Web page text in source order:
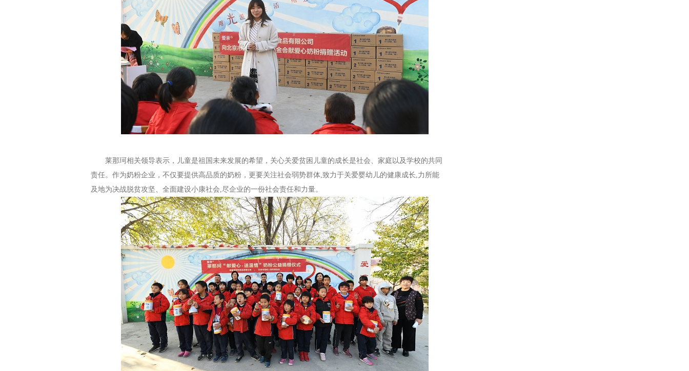
莱那珂相关领导表示， 儿童是祖国未来发展的希望，关心关爱贫困儿童的成长是社会、家庭以及学校的共同
责任。作为奶粉企业 ， 不仅要提供高品质的奶粉 ， 更要关注社会弱势群体,致力于关爱婴幼儿的健康成长,力所能
及地为决战脱贫攻坚、全面建设小康社会,尽企业的一份社会责任和力量。